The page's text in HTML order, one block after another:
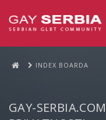
INDEX BOARDA
GAY-